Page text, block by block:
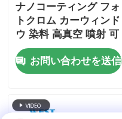
ナノコーティング フォ
トクロム カーウィンド
ウ 染料 高真空 噴射 可
変
お問い合わせを送信